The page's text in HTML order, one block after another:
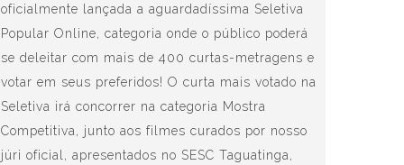
oficialmente lançada a aguardadíssima Seletiva
Popular Online, categoria onde o público poderá
se deleitar com mais de 400 curtas-metragens e
votar em seus preferidos! O curta mais votado na
Seletiva irá concorrer na categoria Mostra
Competitiva, junto aos filmes curados por nosso
júri oficial, apresentados no SESC Taguatinga,